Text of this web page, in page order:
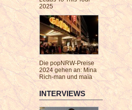
2025
Die popNRW-Preise
2024 gehen an: Mina
Rich-man und maïa
INTERVIEWS